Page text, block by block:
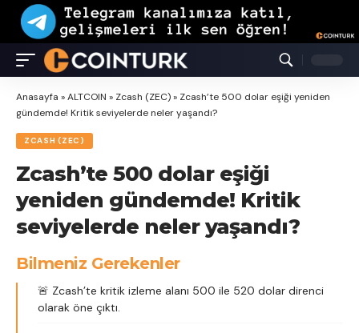
Anasayfa »ALTCOIN » Zcash (ZEC)» Zcash’te 500 dolar eşiği yeniden
gündemde! Kritik seviyelerde neler yaşandı?
ZCASH (ZEC)
Zcash’te 500 dolar eşiği
yeniden gündemde! Kritik
seviyelerde neler yaşandı?
Bilmeniz Gerekenler
🚨 Zcash’te kritik izleme alanı 500 ile 520 dolar direnci
olarak öne çıktı.